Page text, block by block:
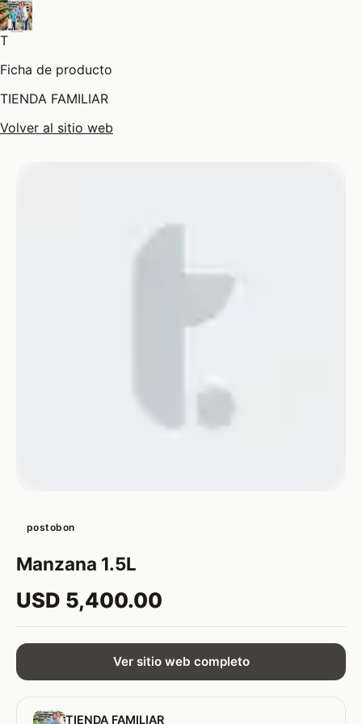
T
Ficha de producto
TIENDA FAMILIAR
Volver al sitio web
postobon
Manzana 1.5L
USD 5,400.00
Ver sitio web completo
TIENDA FAMILIAR